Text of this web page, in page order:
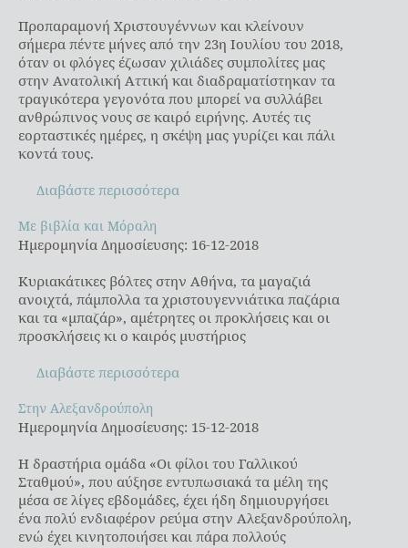
Προπαραμονή Χριστουγέννων και κλείνουν
σήμερα πέντε μήνες από την 23η Ιουλίου του 2018,
όταν οι φλόγες έζωσαν χιλιάδες συμπολίτες μας
στην Ανατολική Αττική και διαδραματίστηκαν τα
τραγικότερα γεγονότα που μπορεί να συλλάβει
ανθρώπινος νους σε καιρό ειρήνης. Αυτές τις
εορταστικές ημέρες, η σκέψη μας γυρίζει και πάλι
κοντά τους.
Διαβάστε περισσότερα
Με βιβλία και Μόραλη
Με βιβλία και Μόραλη
Ημερομηνία Δημοσίευσης: 16-12-2018
Κυριακάτικες βόλτες στην Αθήνα, τα μαγαζιά
ανοιχτά, πάμπολλα τα χριστουγεννιάτικα παζάρια
και τα «μπαζάρ», αμέτρητες οι προκλήσεις και οι
προσκλήσεις κι ο καιρός μυστήριος
Διαβάστε περισσότερα
Στην Αλεξανδρούπολη
Στην Αλεξανδρούπολη
Ημερομηνία Δημοσίευσης: 15-12-2018
Η δραστήρια ομάδα «Οι φίλοι του Γαλλικού
Σταθμού», που αύξησε εντυπωσιακά τα μέλη της
μέσα σε λίγες εβδομάδες, έχει ήδη δημιουργήσει
ένα πολύ ενδιαφέρον ρεύμα στην Αλεξανδρούπολη,
ενώ έχει κινητοποιήσει και πάρα πολλούς